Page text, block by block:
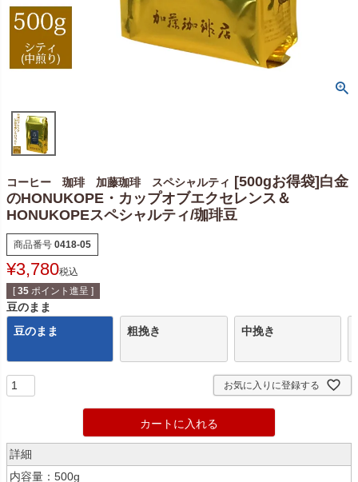
コーヒー 珈琲 加藤珈琲 スペシャルティ [500gお得袋]白金
のHONUKOPE・カップオブエクセレンス＆
HONUKOPEスペシャルティ/珈琲豆
商品番号 0418-05
¥3,780税込
[ 35 ポイント進呈 ]
豆のまま
豆のまま
粗挽き 中挽き
お気に入りに登録する
カートに入れる
詳細
内容量：500g